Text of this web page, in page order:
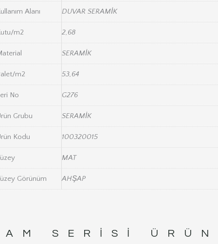
Alanı DUVAR SERAMİK
m2 2,68
SERAMİK
m2 53,64
No G276
Grubu SERAMİK
Kodu 100320015
MAT
Görünüm AHŞAP
SERISI